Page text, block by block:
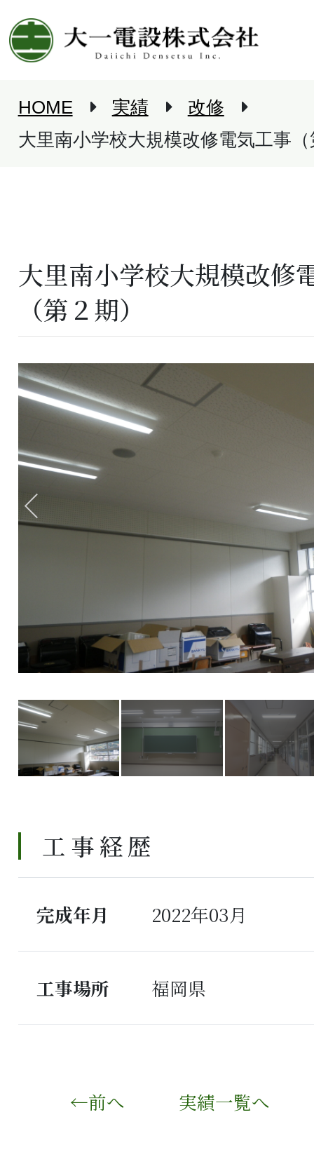
HOME 実績
改修
大里南小学校大規模改修電気工事
大里南小学校大規模改修
（第２期）
工事経歴
完成年月 2022年03月
工事場所 福岡県
←前へ 実績一覧へ